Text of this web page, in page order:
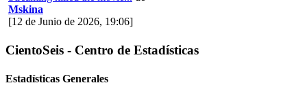
Mskina
[12 de Junio de 2026, 19:06]
CientoSeis - Centro de Estadísticas
Estadísticas Generales